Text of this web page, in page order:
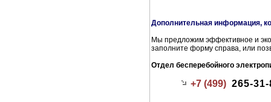
Дополнительная информация,
Мы предложим эффективное и
заполните форму справа, или
Отдел бесперебойного
+7 (499) 265-31-